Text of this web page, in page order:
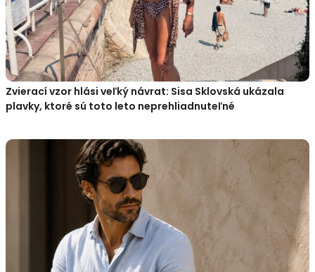
Zvierací vzor hlási veľký návrat: Sisa Sklovská ukázala
plavky, ktoré sú toto leto neprehliadnuteľné